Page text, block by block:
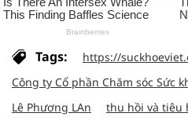
Tags:
https://
Công ty Cổ phần Chăm sóc Sức
Lê Phương LAn
thu hồi và tiêu